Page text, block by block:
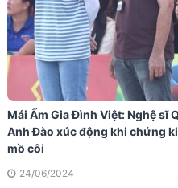
Mái Ấm Gia Đình Việt: Nghệ sĩ
Anh Đào xúc động khi chứng
mồ côi
24/06/2024